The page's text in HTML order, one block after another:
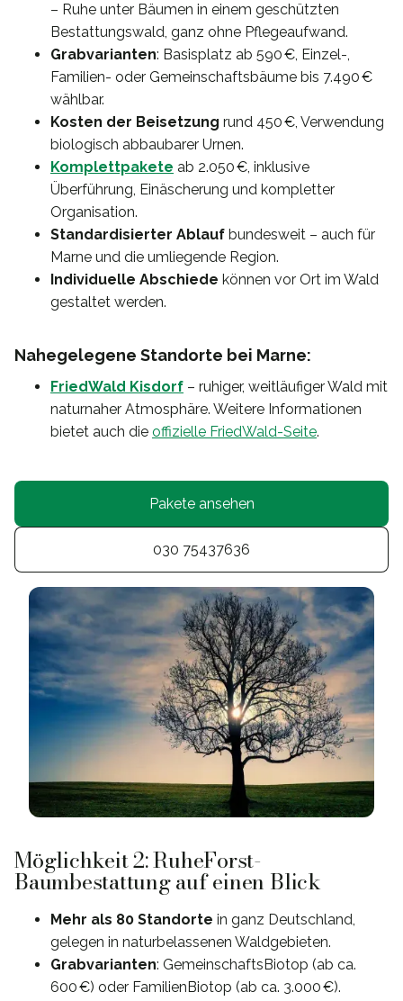
– Ruhe unter Bäumen in einem geschützten
Bestattungswald, ganz ohne Pflegeaufwand.
Grabvarianten: Basisplatz ab 590 €, Einzel-,
Familien- oder Gemeinschaftsbäume bis 7.490 €
wählbar.
Kosten der Beisetzung rund 450 €, Verwendung
biologisch abbaubarer Urnen.
Komplettpakete ab 2.050 €, inklusive
Überführung, Einäscherung und kompletter
Organisation.
Standardisierter Ablauf bundesweit – auch für
Marne und die umliegende Region.
Individuelle Abschiede können vor Ort im Wald
gestaltet werden.
Nahegelegene Standorte bei Marne:
FriedWald Kisdorf – ruhiger, weitläufiger Wald mit
naturnaher Atmosphäre. Weitere Informationen
bietet auch die offizielle FriedWald-Seite.
Pakete ansehen
030 75437636
Möglichkeit 2: RuheForst-
Baumbestattung auf einen Blick
Mehr als 80 Standorte in ganz Deutschland,
gelegen in naturbelassenen Waldgebieten.
Grabvarianten: GemeinschaftsBiotop (ab ca.
600 €) oder FamilienBiotop (ab ca. 3.000 €).